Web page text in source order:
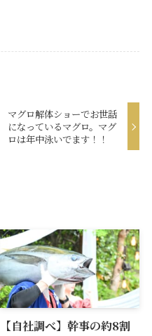
マグロ解体ショーでお世話
になっているマグロ。マグ
ロは年中泳いでます！！
【自社調べ】幹事の約8割